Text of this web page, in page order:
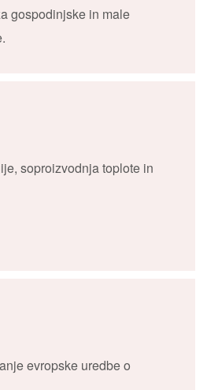
gospodinjske in male
soproizvodnja toplote in
evropske uredbe o